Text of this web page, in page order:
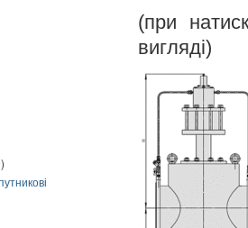
(при
вигляді)